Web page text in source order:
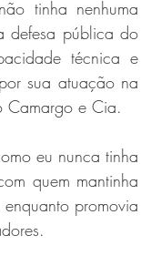
tinha nenhuma
defesa pública do
técnica e
sua atuação na
Camargo e Cia.
eu nunca tinha
quem mantinha
promovia